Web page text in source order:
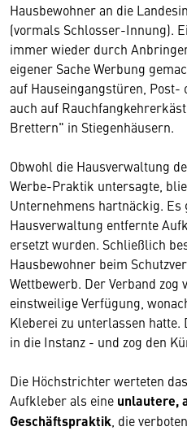
Hausbewohner an die
(vormals Schlosser-Innung).
immer wieder durch
eigener Sache Werbung
auf Hauseingangstüren,
auch auf
Brettern" in Stiegenhäusern.
Obwohl die Hausverwaltung
Werbe-Praktik untersagte,
Unternehmens hartnäckig. Es
Hausverwaltung entfernte
ersetzt wurden. Schließlich
Hausbewohner beim
Wettbewerb. Der Verband
einstweilige Verfügung,
Kleberei zu unterlassen
in die Instanz - und zog den
Die Höchstrichter werteten
Aufkleber als eine unlautere,
Geschäftspraktik , die